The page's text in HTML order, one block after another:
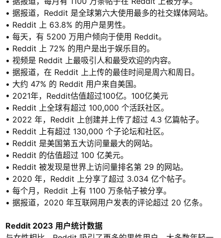
• 据报道，Reddit 是全球第六大使用最多的社交媒体网站。
• Reddit 上 63.8% 的用户是男性。
• 每天，有 5200 万用户倾向于使用 Reddit。
• Reddit 上 72% 的用户是出于娱乐目的。
• 视频是 Reddit 上最吸引人和最受欢迎的内容。
• 据报道，在 Reddit 上上传的最佳时间是周六和周日。
• 大约 47% 的 Reddit 用户来自美国。
• 2021年，Reddit估值超过100亿。100亿美元
• Reddit 上全球有超过 100,000 个活跃社区。
• 2022 年，Reddit 上创建并上传了超过 4.3 亿篇帖子。
• Reddit 上有超过 130,000 个子论坛和社区。
• Reddit 是美国第五大访问量最大的网站。
• Reddit 的估值超过 100 亿美元。
• Reddit 被发现是世界上访问量排名第 29 的网站。
• 2020 年，Reddit 上分享了超过 3.034 亿个帖子。
• 每个月，Reddit 上有 1100 万条帖子被分享。
• 据报道，2020 年互联网用户发表的评论超过 20 亿条。
Reddit 2023 用户统计数据